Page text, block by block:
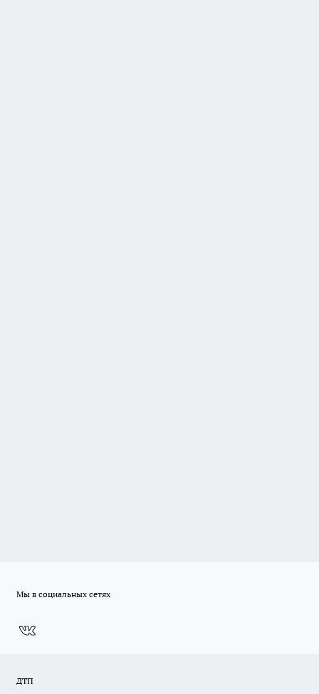
Мы в социальных сетях
ДТП